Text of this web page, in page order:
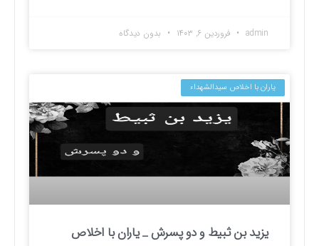
admin فروردین ۶, ۱۴۰۳ بدون دیدگاه
یاران با اخلاص سیدالشهداء
یزید بن ثبیط و دو پسرش _ یاران با اخلاص